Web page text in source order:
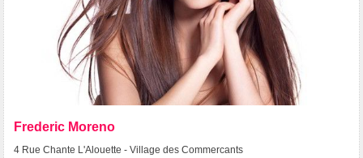
Frederic Moreno
4 Rue Chante L'Alouette - Village des Commercants